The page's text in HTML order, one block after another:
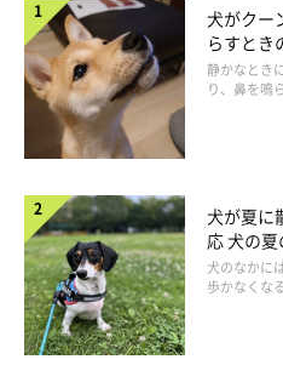
岡本先生：
「犬が腹ペコサインを見せる場合
体型に問題はないか
病気はないか
犬がクー
らすとき
静かなとき
り、鼻を鳴
犬が夏に
応 犬の
犬のなかに
歩かなくな